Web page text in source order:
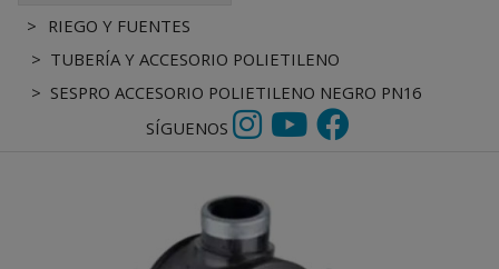
RIEGO Y FUENTES
TUBERÍA Y ACCESORIO POLIETILENO
SESPRO ACCESORIO POLIETILENO NEGRO PN16
SÍGUENOS